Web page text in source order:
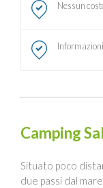
Nessun
Camping
Situato poco
due passi dal